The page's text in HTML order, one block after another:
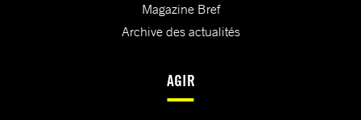
Magazine Bref
Archive des actualités
AGIR